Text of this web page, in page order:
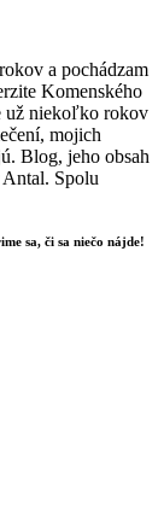
a pochádzam
Komenského
už niekoľko rokov
mojich
Blog, jeho obsah
Spolu
sa, či sa niečo nájde!